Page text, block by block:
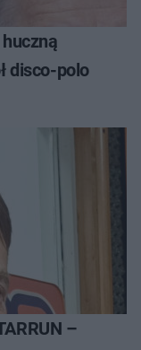
disco-polo
–